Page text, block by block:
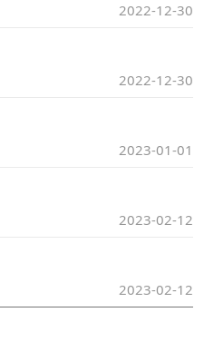
2022-12-30
2022-12-30
2023-01-01
2023-02-12
2023-02-12